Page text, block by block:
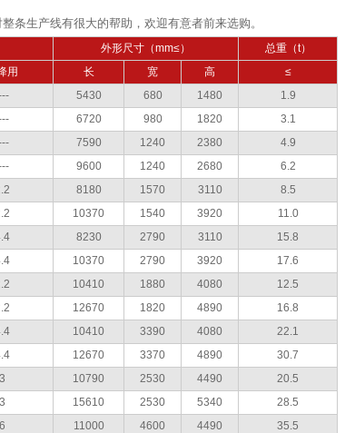
条生产线有很大的帮助，欢迎有意者前来选购。
外形尺寸（mm≤）
总重（t）
用 长 宽 高
≤
5430 680 1480
1.9
6720 980 1820
3.1
7590 1240 2380
4.9
9600 1240 2680
6.2
8180 1570 3110
8.5
10370 1540 3920
11.0
8230 2790 3110
15.8
10370 2790 3920
17.6
10410 1880 4080
12.5
12670 1820 4890
16.8
10410 3390 4080
22.1
12670 3370 4890
30.7
3 10790 2530 4490
20.5
3 15610 2530 5340
28.5
6 11000 4600 4490
35.5